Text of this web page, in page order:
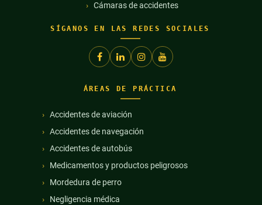
Cámaras de accidentes
SÍGANOS EN LAS REDES SOCIALES
ÁREAS DE PRÁCTICA
Accidentes de aviación
Accidentes de navegación
Accidentes de autobús
Medicamentos y productos peligrosos
Mordedura de perro
Negligencia médica